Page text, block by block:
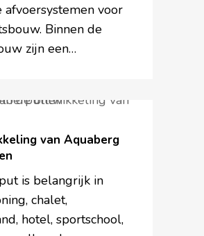
afvoersystemen voor
Binnen de
zijn een…
van Aquaberg
is belangrijk in
chalet,
hotel, sportschool,